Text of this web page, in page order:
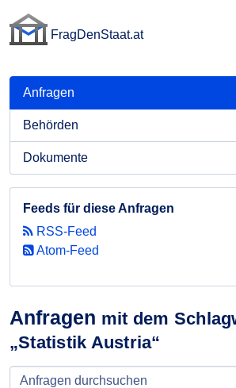
FragDenStaat.at
Anfragen mit dem
„Statistik Austria“
Anfragen
Behörden
Dokumente
Feeds für diese Anfragen
RSS-Feed
Atom-Feed